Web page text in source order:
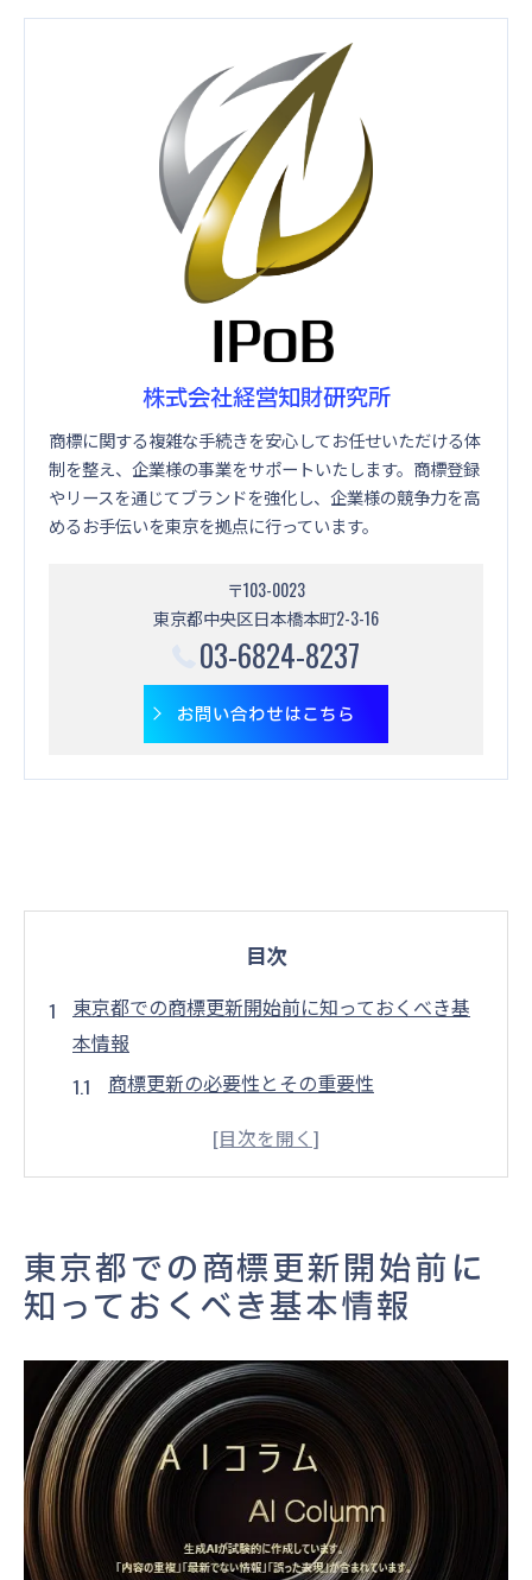
株式会社経営知財研究所
商標に関する複雑な手続きを安心してお任せいただける体
制を整え、企業様の事業をサポートいたします。商標登録
やリースを通じてブランドを強化し、企業様の競争力を高
めるお手伝いを東京を拠点に行っています。
〒103-0023
東京都中央区日本橋本町2-3-16
03-6824-8237
お問い合わせはこちら
目次
東京都での商標更新開始前に知っておくべき基
本情報
商標更新の必要性とその重要性
東京都特有の商標更新手続きとは
最新の商標に関する法改正の概要
商標更新の手続きフローを理解しスムーズな進
め方を実現
商標更新手続きを効率化するステップ
申請書類提出のベストプラクティス
更新申請を成功させるためのタイムライン
管理
トラブルを避けるための事前準備
東京都での商標更新開始前に
知っておくべき基本情報